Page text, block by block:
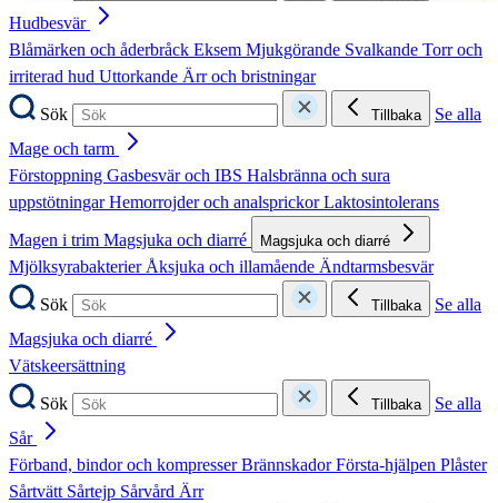
Hudbesvär
Blåmärken och åderbråck Eksem Mjukgörande Svalkande Torr och
irriterad hud Uttorkande Ärr och bristningar
Sök
Tillbaka
Se alla
Mage och tarm
Förstoppning Gasbesvär och IBS Halsbränna och sura
uppstötningarHemorrojder och analsprickorLaktosintolerans
Magen i trim Magsjuka och diarré Magsjuka och diarré
MjölksyrabakterierÅksjuka och illamående Ändtarmsbesvär
Sök
Tillbaka
Se alla
Magsjuka och diarré
Vätskeersättning
Sök
Tillbaka
Se alla
Sår
Förband, bindor och kompresserBrännskadorFörsta-hjälpen Plåster
Sårtvätt Sårtejp Sårvård Ärr